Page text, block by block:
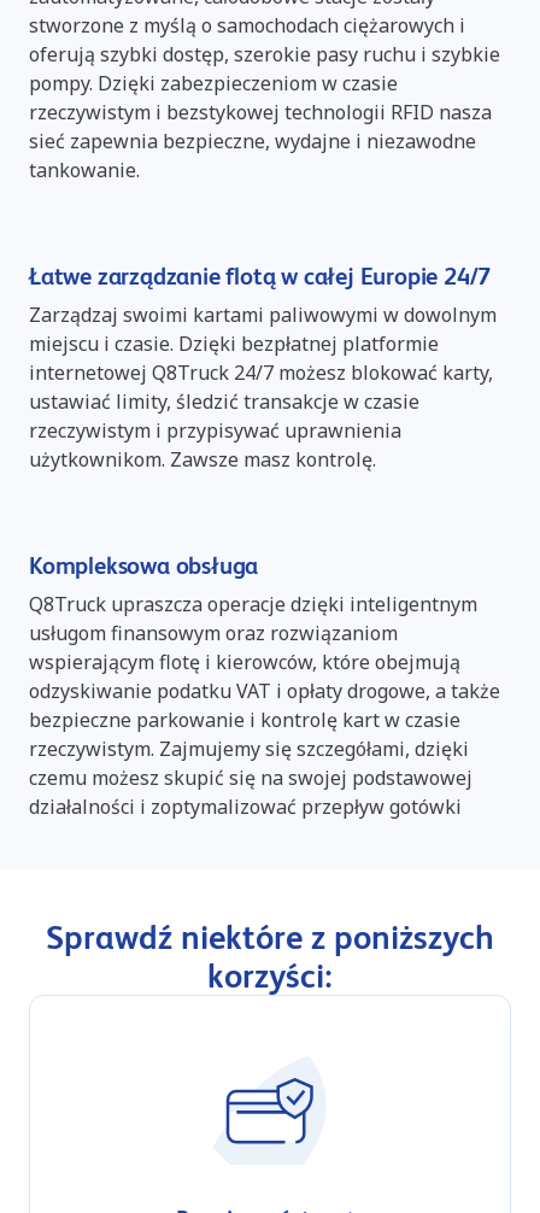
stworzone z myślą o samochodach ciężarowych i
oferują szybki dostęp, szerokie pasy ruchu i szybkie
pompy. Dzięki zabezpieczeniom w czasie
rzeczywistym i bezstykowej technologii RFID nasza
sieć zapewnia bezpieczne, wydajne i niezawodne
tankowanie.
Łatwe zarządzanie flotą w całej Europie 24/7
Zarządzaj swoimi kartami paliwowymi w dowolnym
miejscu i czasie. Dzięki bezpłatnej platformie
internetowej Q8Truck 24/7 możesz blokować karty,
ustawiać limity, śledzić transakcje w czasie
rzeczywistym i przypisywać uprawnienia
użytkownikom. Zawsze masz kontrolę.
Kompleksowa obsługa
Q8Truck upraszcza operacje dzięki inteligentnym
usługom finansowym oraz rozwiązaniom
wspierającym flotę i kierowców, które obejmują
odzyskiwanie podatku VAT i opłaty drogowe, a także
bezpieczne parkowanie i kontrolę kart w czasie
rzeczywistym. Zajmujemy się szczegółami, dzięki
czemu możesz skupić się na swojej podstawowej
działalności i zoptymalizować przepływ gotówki
Sprawdź niektóre z poniższych
korzyści: